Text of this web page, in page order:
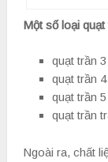
Một số loại
quạt trần
quạt trần
quạt trần
quạt trần
Ngoài ra, chất